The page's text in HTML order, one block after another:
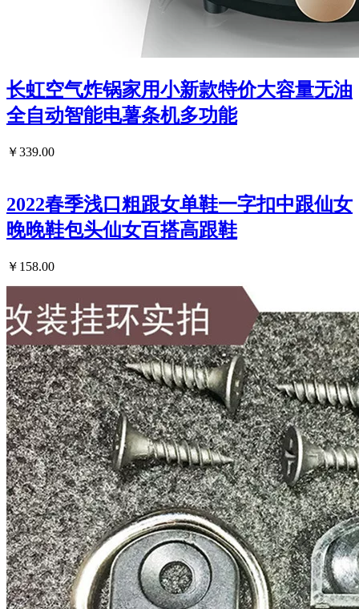
长虹空气炸锅家用小新款特价大容量无油
全自动智能电薯条机多功能
￥339.00
2022春季浅口粗跟女单鞋一字扣中跟仙女
晚晚鞋包头仙女百搭高跟鞋
￥158.00